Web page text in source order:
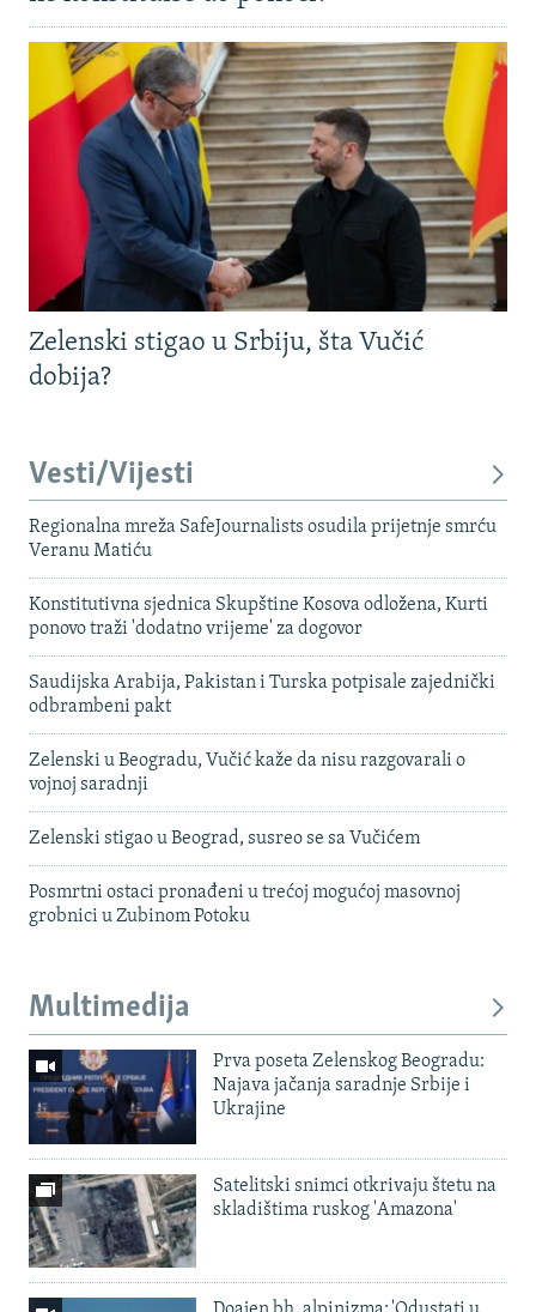
Zelenski stigao u Srbiju, šta Vučić
dobija?
Vesti/Vijesti
Regionalna mreža SafeJournalists osudila prijetnje smrću
Veranu Matiću
Konstitutivna sjednica Skupštine Kosova odložena, Kurti
ponovo traži 'dodatno vrijeme' za dogovor
Saudijska Arabija, Pakistan i Turska potpisale zajednički
odbrambeni pakt
Zelenski u Beogradu, Vučić kaže da nisu razgovarali o
vojnoj saradnji
Zelenski stigao u Beograd, susreo se sa Vučićem
Posmrtni ostaci pronađeni u trećoj mogućoj masovnoj
grobnici u Zubinom Potoku
Multimedija
Prva poseta Zelenskog Beogradu:
Najava jačanja saradnje Srbije i
Ukrajine
Satelitski snimci otkrivaju štetu na
skladištima ruskog 'Amazona'